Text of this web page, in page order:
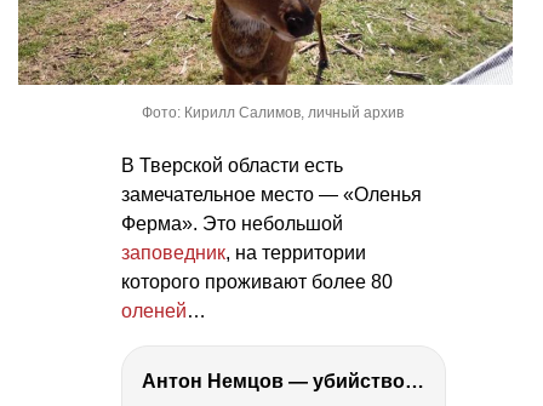
Фото: Кирилл Салимов, личный архив
В Тверской области есть
замечательное место — «Оленья
Ферма». Это небольшой
заповедник, на территории
которого проживают более 80
оленей…
Антон Немцов — убийство Бориса Немцова, переезд в Дубай, семья и политика